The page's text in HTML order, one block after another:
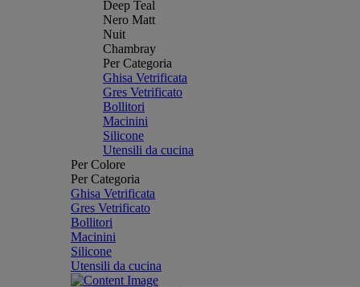
Deep Teal
Nero Matt
Nuit
Chambray
Per Categoria
Ghisa Vetrificata
Gres Vetrificato
Bollitori
Macinini
Silicone
Utensili da cucina
Per Colore
Per Categoria
Ghisa Vetrificata
Gres Vetrificato
Bollitori
Macinini
Silicone
Utensili da cucina